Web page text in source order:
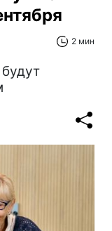
2 мин